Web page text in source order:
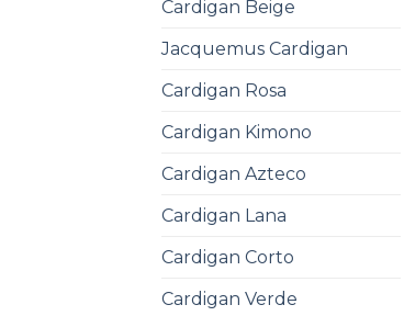
Cardigan Beige
Jacquemus Cardigan
Cardigan Rosa
Cardigan Kimono
Cardigan Azteco
Cardigan Lana
Cardigan Corto
Cardigan Verde